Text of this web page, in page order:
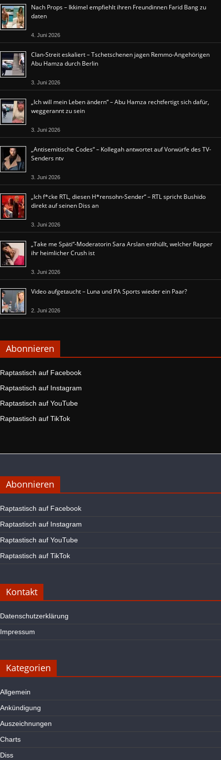
Nach Props – Ikkimel empfiehlt ihren Freundinnen Farid Bang zu
daten
4. Juni 2026
Clan-Streit eskaliert – Tschetschenen jagen Remmo-Angehörigen
Abu Hamza durch Berlin
3. Juni 2026
„Ich will mein Leben ändern“ – Abu Hamza rechtfertigt sich dafür,
weggerannt zu sein
3. Juni 2026
„Antisemitische Codes“ – Kollegah antwortet auf Vorwürfe des TV-
Senders ntv
3. Juni 2026
„Ich f*cke RTL, diesen H*rensohn-Sender“ – RTL spricht Bushido
direkt auf seinen Diss an
3. Juni 2026
„Take me Späti“-Moderatorin Sara Arslan enthüllt, welcher Rapper
ihr heimlicher Crush ist
3. Juni 2026
Video aufgetaucht – Luna und PA Sports wieder ein Paar?
2. Juni 2026
Abonnieren
Raptastisch auf Facebook
Raptastisch auf Instagram
Raptastisch auf YouTube
Raptastisch auf TikTok
Abonnieren
Raptastisch auf Facebook
Raptastisch auf Instagram
Raptastisch auf YouTube
Raptastisch auf TikTok
Kontakt
Datenschutzerklärung
Impressum
Kategorien
Allgemein
Ankündigung
Auszeichnungen
Charts
Diss